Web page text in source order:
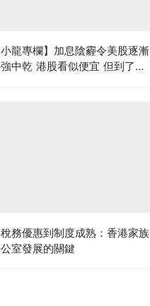
小龍專欄】加息陰霾令美股逐漸
中乾 港股看似便宜 但到了撈
務優惠到制度成熟：香港家族
室發展的關鍵